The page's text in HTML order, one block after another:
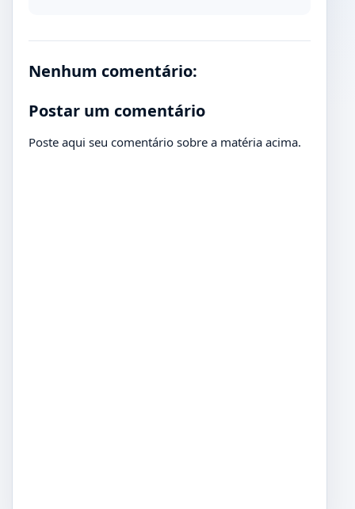
Nenhum comentário:
Postar um comentário
Poste aqui seu comentário sobre a matéria acima.